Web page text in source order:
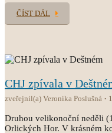
ČÍST DÁL
CHJ zpívala v
zveřejnil(a) Veronika Poslušná
Druhou velikonoční neděli
Orlických Hor. V krásném